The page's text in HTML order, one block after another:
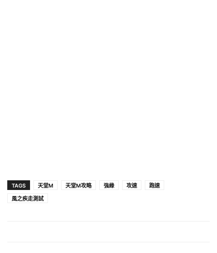
TAGS 天堂M 天堂M攻略 強綠 攻速
跑速
風之疾走測試